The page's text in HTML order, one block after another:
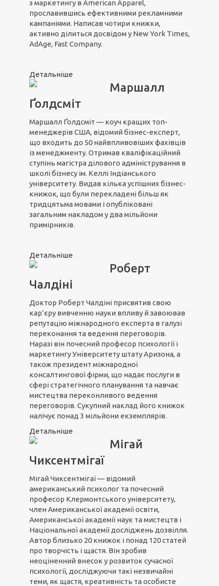
з маркетингу в American Apparel,
прославившись ефективними рекламними
кампаніями. Написав чотири книжки,
активно ділиться досвідом у New York Times,
AdAge, Fast Company.
Детальніше
Маршалл
Ґолдсміт
Маршалл Ґолдсміт — коуч кращих топ-
менеджерів США, відомий бізнес-експерт,
що входить до 50 найвпливовіших фахівців
із менеджменту. Отримав кваліфікаційний
ступінь магістра ділового адміністрування в
школі бізнесу ім. Келлі Індіанського
університету. Видав кілька успішних бізнес-
книжок, що були перекладені більш як
тридцятьма мовами і опубліковані
загальним накладом у два мільйони
примірників.
Детальніше
Роберт
Чалдіні
Доктор Роберт Чалдіні присвятив свою
кар’єру вивченню науки впливу й завоював
репутацію міжнародного експерта в галузі
переконання та ведення переговорів.
Наразі він почесний професор психології і
маркетингу Університету штату Аризона, а
також президент міжнародної
консалтингової фірми, що надає послуги в
сфері стратегічного планування та навчає
мистецтва переконливого ведення
переговорів. Сукупний наклад його книжок
налічує понад 3 мільйони екземплярів.
Детальніше
Мігай
Чиксентмігаї
Мігай Чиксентмігаї — відомий
американський психолог та почесний
професор Клермонтського університету,
член Американської академії освіти,
Американської академії наук та мистецтв і
Національної академії досліджень дозвілля.
Автор близько 20 книжок і понад 120 статей
про творчість і щастя. Він зробив
неоціненний внесок у розвиток сучасної
психології, досліджуючи такі незвичайні
теми, як щастя, креативність та особисте